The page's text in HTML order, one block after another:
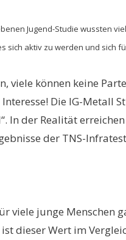
Jugend-Studie wussten
sich aktiv zu werden und sich
können keine
Die IG-Metall
In der Realität
der TNS-
junge Menschen
dieser Wert im